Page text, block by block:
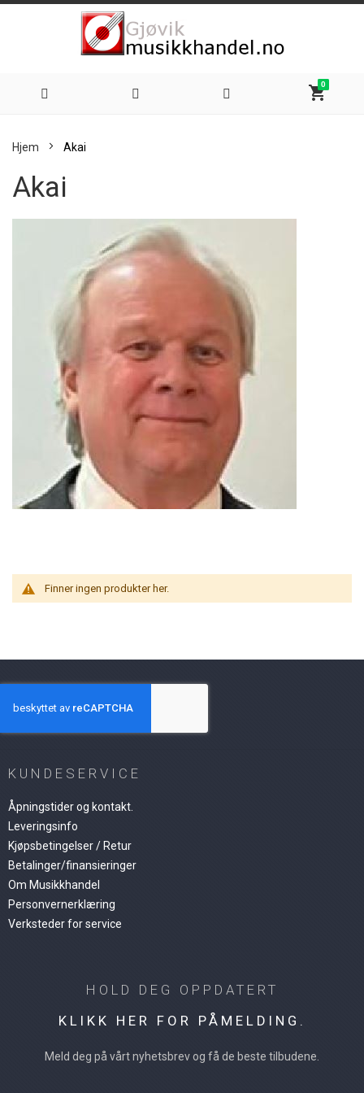
shopping_cart
0
innhold
Hjem Akai
Akai
Finner ingen produkter her.
KUNDESERVICE
Åpningstider og kontakt.
Leveringsinfo
Kjøpsbetingelser / Retur
Betalinger/finansieringer
Om Musikkhandel
Personvernerklæring
Verksteder for service
HOLD DEG OPPDATERT
KLIKK HER FOR PÅMELDING.
Meld deg på vårt nyhetsbrev og få de beste tilbudene.